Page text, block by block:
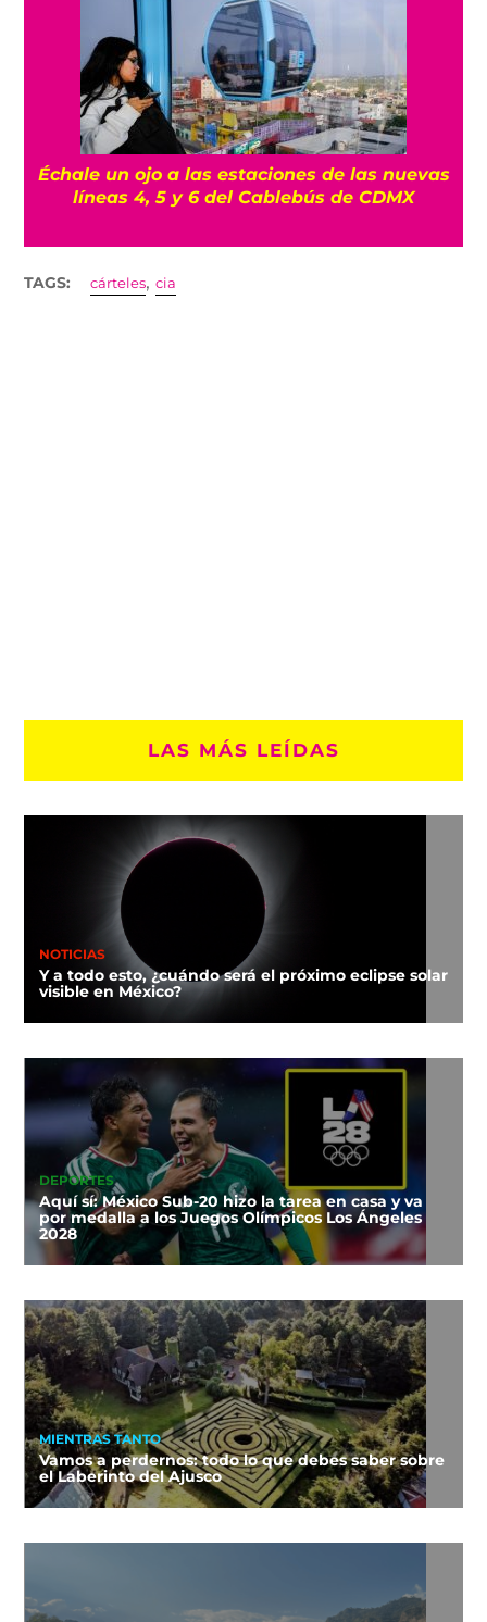
Échale un ojo a las estaciones de las nuevas
líneas 4, 5 y 6 del Cablebús de CDMX
TAGS: cárteles,cia
LAS MÁS LEÍDAS
NOTICIAS
Y a todo esto, ¿cuándo será el próximo eclipse solar
visible en México?
DEPORTES
Aquí sí: México Sub-20 hizo la tarea en casa y va
por medalla a los Juegos Olímpicos Los Ángeles
2028
MIENTRAS TANTO
Vamos a perdernos: todo lo que debes saber sobre
el Laberinto del Ajusco